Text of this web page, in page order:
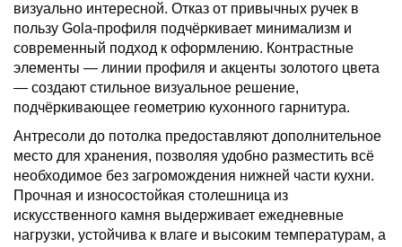
визуально интересной. Отказ от привычных ручек в
пользу Gola-профиля подчёркивает минимализм и
современный подход к оформлению. Контрастные
элементы — линии профиля и акценты золотого цвета
— создают стильное визуальное решение,
подчёркивающее геометрию кухонного гарнитура.
Антресоли до потолка предоставляют дополнительное
место для хранения, позволяя удобно разместить всё
необходимое без загромождения нижней части кухни.
Прочная и износостойкая столешница из
искусственного камня выдерживает ежедневные
нагрузки, устойчива к влаге и высоким температурам, а